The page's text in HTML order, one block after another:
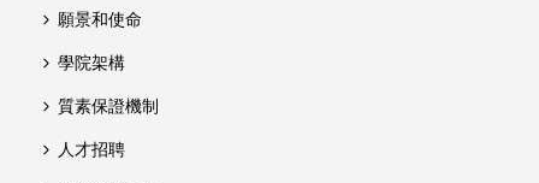
願景和使命
學院架構
質素保證機制
人才招聘